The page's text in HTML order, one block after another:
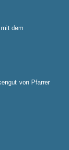
dem
von Pfarrer